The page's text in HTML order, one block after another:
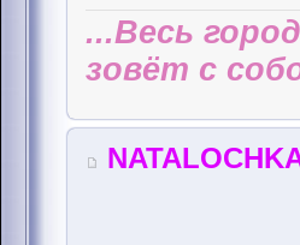
...Весь
зовёт с